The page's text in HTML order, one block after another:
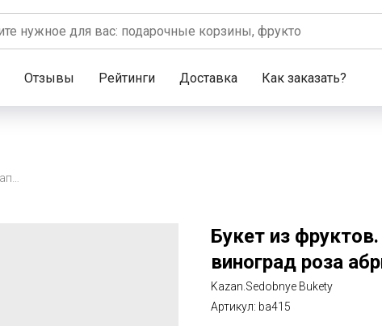
Отзывы Рейтинги Доставка Как заказать?
Букет из
виноград роза
Kazan.Sedobnye Bukety
Артикул: ba415